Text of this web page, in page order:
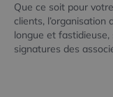
Que ce soit pour
clients,
longue et fastidieuse,
signatures des